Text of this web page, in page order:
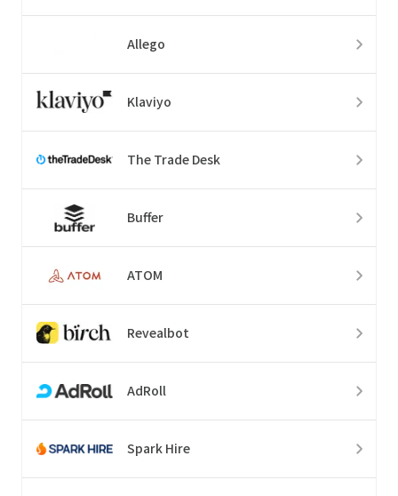
Allego
Klaviyo
The Trade Desk
Buffer
ATOM
Revealbot
AdRoll
Spark Hire